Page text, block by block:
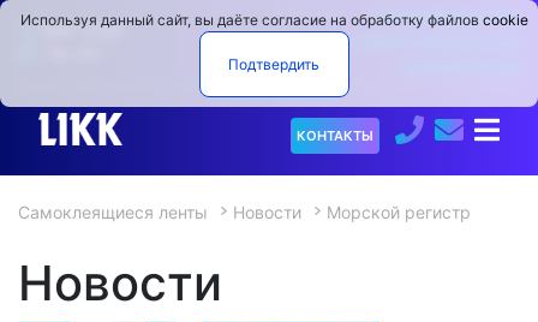
9:00−17:00
ПРОИЗВОДСТВО
КОНТАКТЫ
Продукция
Услуги
Самоклеящиеся ленты Новости Морской регистр
Новости
Используя данный сайт, вы даёте согласие на обработку файлов cookie
Подтвердить